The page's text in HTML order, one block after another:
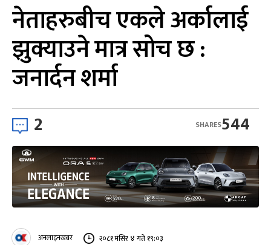
नेताहरुबीच एकले अर्कालाई
झुक्याउने मात्र सोच छ :
जनार्दन शर्मा
2 544
SHARES
अनलाइनखबर २०८१ मंसिर ४ गते १९:०३